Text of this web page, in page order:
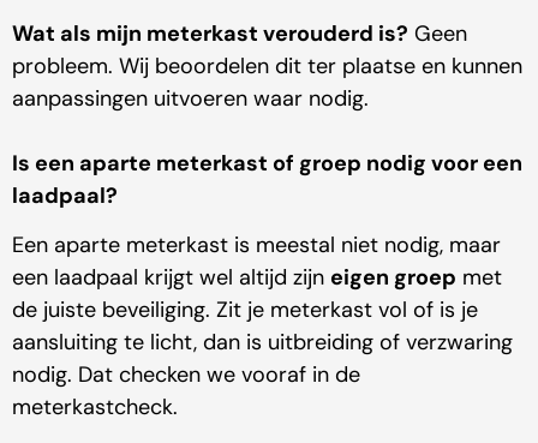
Wat als mijn meterkast verouderd is? Geen
probleem. Wij beoordelen dit ter plaatse en kunnen
aanpassingen uitvoeren waar nodig.
Is een aparte meterkast of groep nodig voor een
laadpaal?
Een aparte meterkast is meestal niet nodig, maar
een laadpaal krijgt wel altijd zijn eigen groep met
de juiste beveiliging. Zit je meterkast vol of is je
aansluiting te licht, dan is uitbreiding of verzwaring
nodig. Dat checken we vooraf in de
meterkastcheck.